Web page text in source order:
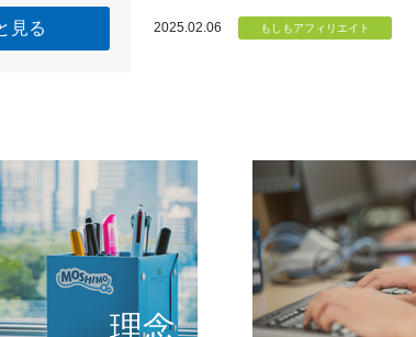
見る 2025.02.06
理念
個のチカラ
もしもが描く未来の形とは